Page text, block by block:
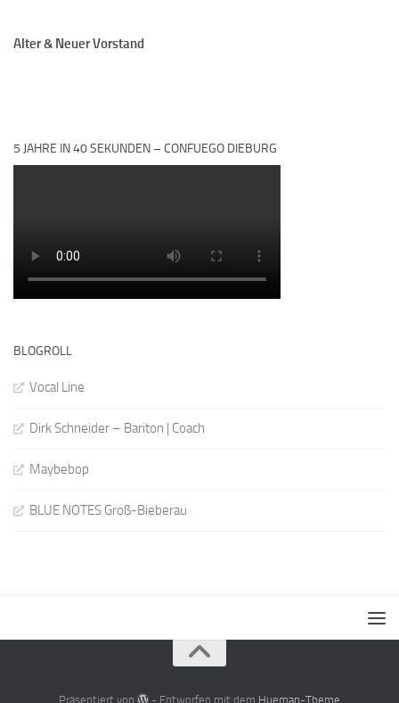
Alter & Neuer Vorstand
5 JAHRE IN 40 SEKUNDEN – CONFUEGO DIEBURG
BLOGROLL
Vocal Line
Dirk Schneider – Bariton | Coach
Maybebop
BLUE NOTES Groß-Bieberau
Präsentiert von - Entworfen mit dem Hueman-Theme